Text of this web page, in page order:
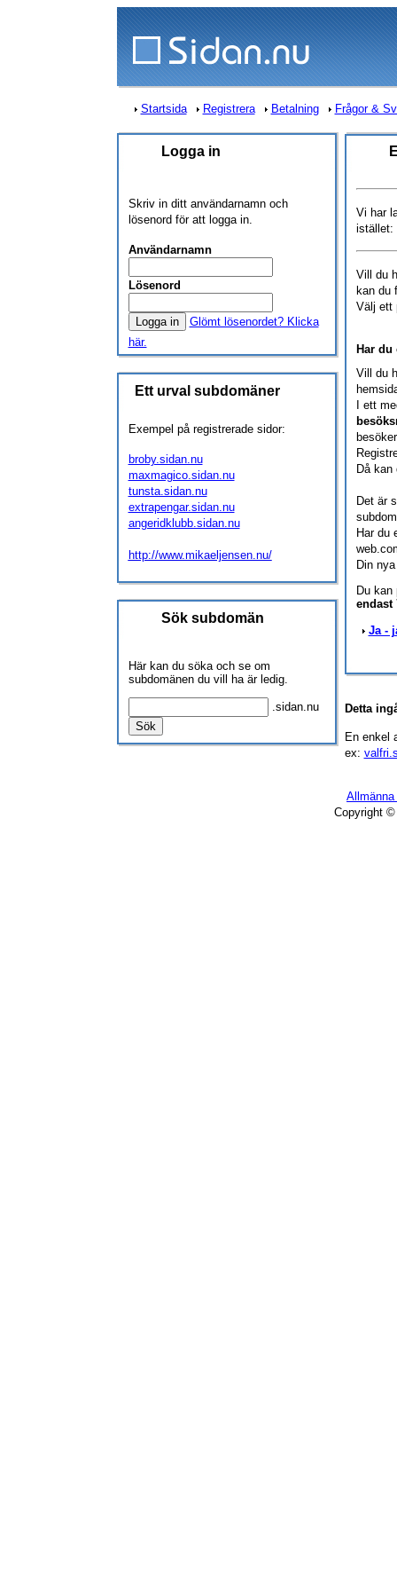
Startsida Registrera Betalning Frågor &
Logga in
Skriv in ditt användarnamn och
lösenord för att logga in.
Användarnamn
Lösenord
Glömt lösenordet? Klicka
här.
Ett urval subdomäner
Exempel på registrerade sidor:
broby.sidan.nu
maxmagico.sidan.nu
tunsta.sidan.nu
extrapengar.sidan.nu
angeridklubb.sidan.nu
http://www.mikaeljensen.nu/
Sök subdomän
Här kan du söka och se om
subdomänen du vill ha är ledig.
.sidan.nu
Vi har
istället:
Vill du
kan du
Välj ett
Har
Vill du
I ett
Då
Det är
Har du
Din
Du kan
endast
Ja -
Detta
En enkel
ex:
Copyright